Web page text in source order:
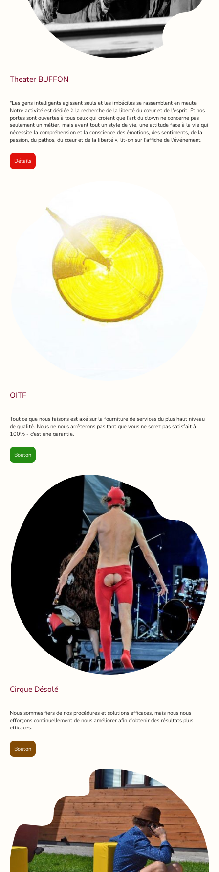
Theater BUFFON
"Les gens intelligents agissent seuls et les imbéciles se rassemblent en meute.
Notre activité est dédiée à la recherche de la liberté du cœur et de l'esprit. Et nos
portes sont ouvertes à tous ceux qui croient que l'art du clown ne concerne pas
seulement un métier, mais avant tout un style de vie, une attitude face à la vie qui
nécessite la compréhension et la conscience des émotions, des sentiments, de la
passion, du pathos, du cœur et de la liberté », lit-on sur l'affiche de l'événement.
Détails
OITF
Tout ce que nous faisons est axé sur la fourniture de services du plus haut niveau
de qualité. Nous ne nous arrêterons pas tant que vous ne serez pas satisfait à
100% - c'est une garantie.
Bouton
Cirque Désolé
Nous sommes fiers de nos procédures et solutions efficaces, mais nous nous
efforçons continuellement de nous améliorer afin d'obtenir des résultats plus
efficaces.
Bouton